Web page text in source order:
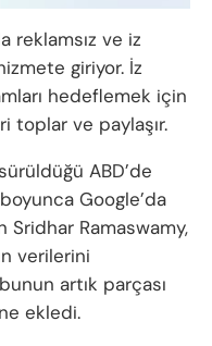
reklamsız ve iz
giriyor. İz
hedeflemek için
toplar ve paylaşır.
ABD’de
Google’da
Sridhar Ramaswamy,
verilerini
artık parçası
ekledi.